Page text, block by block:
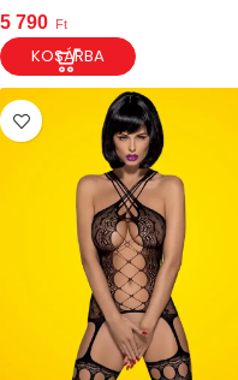
5 790 Ft
KOSÁRBA